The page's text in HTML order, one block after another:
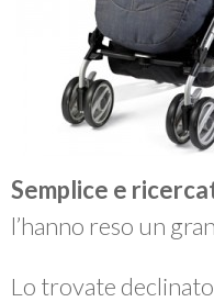
Semplice e
l’hanno reso un
Lo trovate